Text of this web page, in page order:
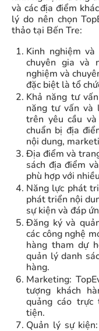
và các địa điểm
lý do nên chọn
thảo tại Bến Tre:
Kinh nghiệm và
chuyên gia và
nghiệm và
đặc biệt là tổ
Khả năng tư
năng tư vấn và
trên yêu cầu
chuẩn bị địa
nội dung,
Địa điểm và
sách địa điểm
phù hợp với
Năng lực phát
phát triển nội
sự kiện và đáp
Đăng ký và
các công nghệ
hàng tham dự
quản lý danh
hàng.
Marketing:
tượng khách
quảng cáo trực
tiện.
Quản lý sự